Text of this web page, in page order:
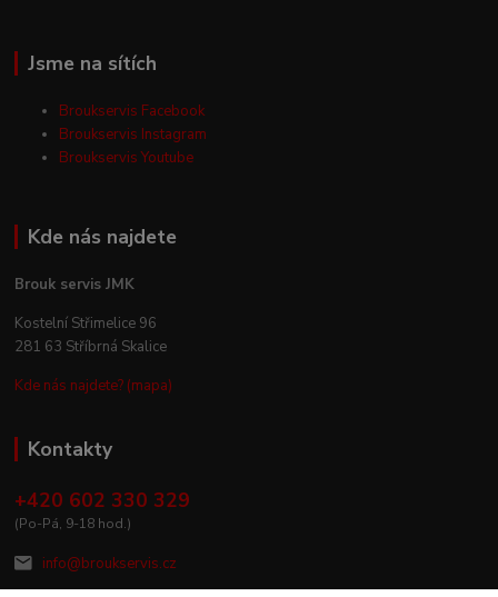
Jsme na sítích
Broukservis Facebook
Broukservis Instagram
Broukservis Youtube
Kde nás najdete
Brouk servis JMK
Kostelní Střimelice 96
281 63 Stříbrná Skalice
Kde nás najdete? (mapa)
Kontakty
+420 602 330 329
(Po-Pá, 9-18 hod.)
info@broukservis.cz